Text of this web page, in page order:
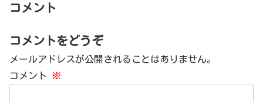
コメント
コメントをどうぞ
メールアドレスが公開されることはありません。
コメント
※